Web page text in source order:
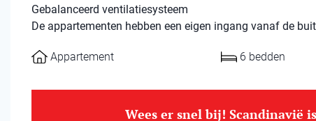
Gebalanceerd ventilatiesysteem
De appartementen hebben een eigen ingang vanaf de
Appartement 6 bedden
Wees er snel bij! Scandinavië